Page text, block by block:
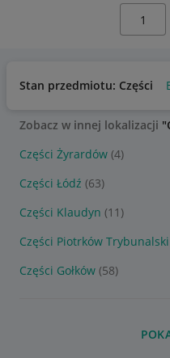
Stan przedmiotu: Części
Zobacz w innej lokalizacji
Części Żyrardów (4)
Części Łódź (63)
Części Klaudyn (11)
Części Piotrków Trybunalski
Części Gołków (58)